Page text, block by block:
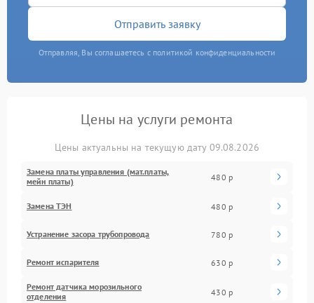
Отправить заявку
Отправляя, Вы соглашаетесь с политикой конфиденциальности
Цены на услуги ремонта
Цены актуальны на текущую дату 09.08.2026
Замена платы управления (мат.платы,
мейн платы)
480 р
Замена ТЭН 480 р
Устранение засора трубопровода 780 р
Ремонт испарителя 630 р
Ремонт датчика морозильного
отделения
430 р